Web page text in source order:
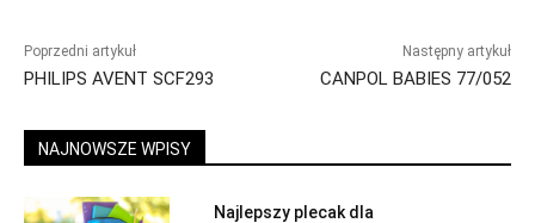
Poprzedni artykuł
PHILIPS AVENT SCF293
Następny artykuł
CANPOL BABIES 77/052
NAJNOWSZE WPISY
Najlepszy plecak dla